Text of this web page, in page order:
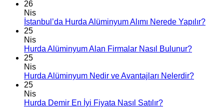
26
Nis
İstanbul’da Hurda Alüminyum Alımı Nerede Yapılır?
25
Nis
Hurda Alüminyum Alan Firmalar Nasıl Bulunur?
25
Nis
Hurda Alüminyum Nedir ve Avantajları Nelerdir?
25
Nis
Hurda Demir En İyi Fiyata Nasıl Satılır?